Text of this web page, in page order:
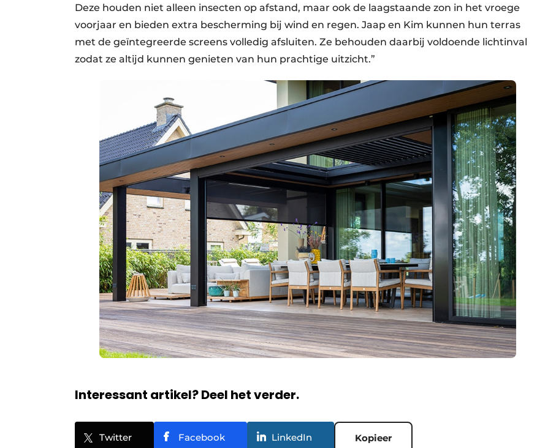
Deze houden niet alleen insecten op afstand, maar ook de laagstaande zon in het vroege
voorjaar en bieden extra bescherming bij wind en regen. Jaap en Kim kunnen hun terras
met de geïntegreerde screens volledig afsluiten. Ze behouden daarbij voldoende lichtinval
zodat ze altijd kunnen genieten van hun prachtige uitzicht.”
Interessant artikel? Deel het verder.
Twitter Facebook LinkedIn Kopieer